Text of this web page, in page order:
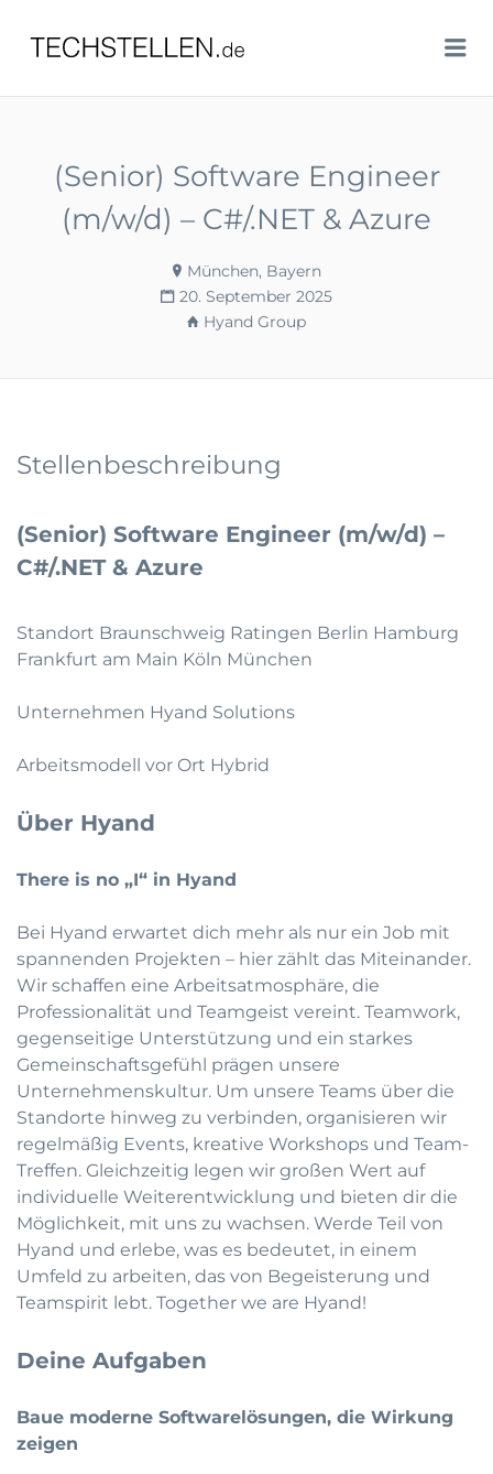
TECHSTELLEN.DE
(Senior) Software Engineer
(m/w/d) – C#/.NET & Azure
München, Bayern
20. September 2025
Hyand Group
Stellenbeschreibung
(Senior) Software Engineer (m/w/d) –
C#/.NET & Azure
Standort Braunschweig Ratingen Berlin Hamburg
Frankfurt am Main Köln München
Unternehmen Hyand Solutions
Arbeitsmodell vor Ort Hybrid
Über Hyand
There is no „I“ in Hyand
Bei Hyand erwartet dich mehr als nur ein Job mit
spannenden Projekten – hier zählt das Miteinander.
Wir schaffen eine Arbeitsatmosphäre, die
Professionalität und Teamgeist vereint. Teamwork,
gegenseitige Unterstützung und ein starkes
Gemeinschaftsgefühl prägen unsere
Unternehmenskultur. Um unsere Teams über die
Standorte hinweg zu verbinden, organisieren wir
regelmäßig Events, kreative Workshops und Team-
Treffen. Gleichzeitig legen wir großen Wert auf
individuelle Weiterentwicklung und bieten dir die
Möglichkeit, mit uns zu wachsen. Werde Teil von
Hyand und erlebe, was es bedeutet, in einem
Umfeld zu arbeiten, das von Begeisterung und
Teamspirit lebt. Together we are Hyand!
Deine Aufgaben
Baue moderne Softwarelösungen, die Wirkung
zeigen